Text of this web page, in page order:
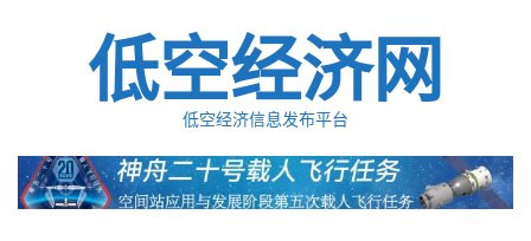
低空经济网
低空经济信息发布平台